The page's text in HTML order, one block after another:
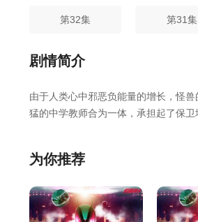
第32集 第31集
第26集
第20集 第19集
第02集 第01集
剧情简介
由于人类心中邪恶负能量的增长，怪
猛的中学教师合为一体，承担起了保卫
为你推荐